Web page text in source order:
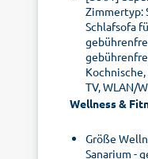
Zimmertyp:
Schlafsofa
TV, WLAN/
Wellness &
Größe
Sanarium -